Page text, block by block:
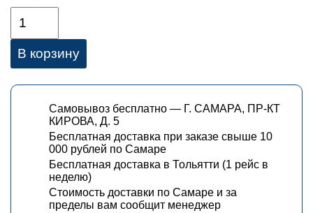
В корзину
Самовывоз бесплатно — Г. САМАРА, ПР-КТ
КИРОВА, Д. 5
Бесплатная доставка при заказе свыше 10
000 рублей по Самаре
Бесплатная доставка в Тольятти (1 рейс в
неделю)
Стоимость доставки по Самаре и за
пределы вам сообщит менеджер